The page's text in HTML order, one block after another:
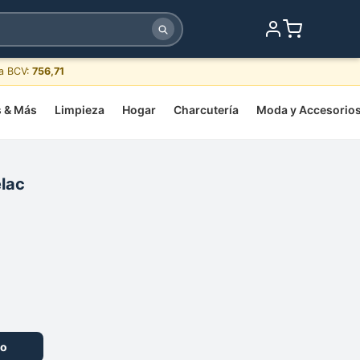
BCV: 756,71
Más Limpieza Hogar Charcutería Moda y